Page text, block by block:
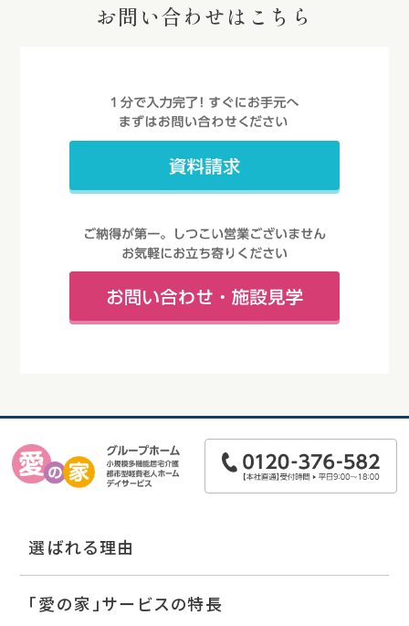
お問い合わせはこちら
選ばれる理由
「愛の家」サービスの特長